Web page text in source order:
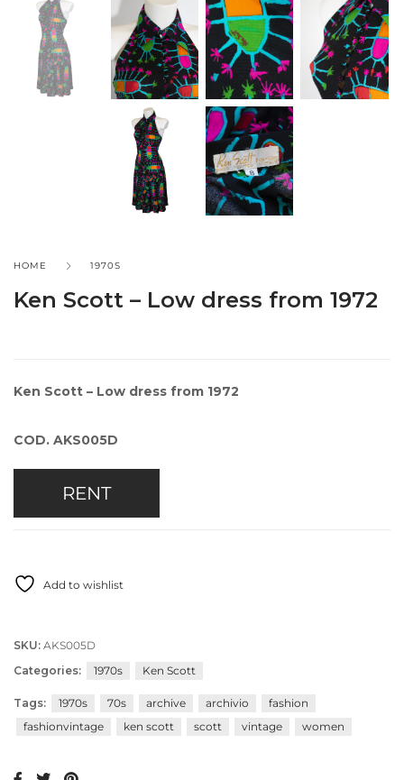
Forums
Meetups
HOME 1970S
Ken Scott – Low dress from 1972
Ken Scott – Low dress from 1972
COD. AKS005D
RENT
Add to wishlist
SKU: AKS005D
Categories:
1970s Ken Scott
Tags: 1970s 70s archive archivio
fashion
fashionvintage
ken scott scott vintage women